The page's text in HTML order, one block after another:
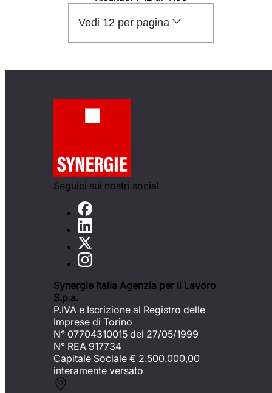
Vedi 12 per pagina
Seguici sui nostri social
Synergie Italia Agenzia per il Lavoro
S.p.a.
P.IVA e Iscrizione al Registro delle
Imprese di Torino
N° 07704310015 del 27/05/1999
N° REA 917734
Capitale Sociale € 2.500.000,00
interamente versato